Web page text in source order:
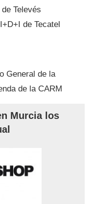
Televés
de Tecatel
General de la
de la CARM
Murcia los